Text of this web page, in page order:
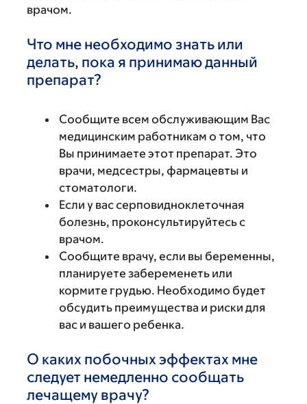
врачом.
Что мне необходимо знать или
делать, пока я принимаю данный
препарат?
Сообщите всем обслуживающим Вас
медицинским работникам о том, что
Вы принимаете этот препарат. Это
врачи, медсестры, фармацевты и
стоматологи.
Если у вас серповидноклеточная
болезнь, проконсультируйтесь с
врачом.
Сообщите врачу, если вы беременны,
планируете забеременеть или
кормите грудью. Необходимо будет
обсудить преимущества и риски для
вас и вашего ребенка.
О каких побочных эффектах мне
следует немедленно сообщать
лечащему врачу?